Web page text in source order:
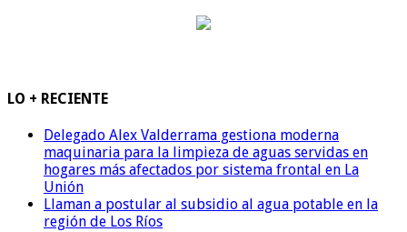
LO + RECIENTE
Delegado Alex Valderrama gestiona moderna
maquinaria para la limpieza de aguas servidas en
hogares más afectados por sistema frontal en La
Unión
Llaman a postular al subsidio al agua potable en la
región de Los Ríos